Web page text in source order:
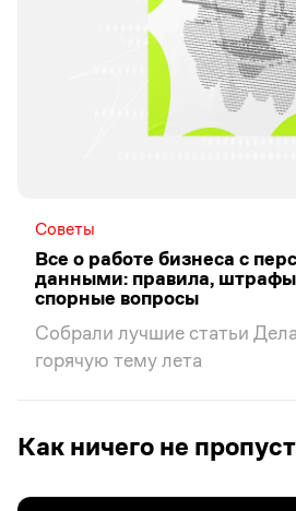
Советы
Все о работе бизнеса с
данными: правила,
спорные вопросы
Собрали лучшие статьи
горячую тему лета
Как ничего не